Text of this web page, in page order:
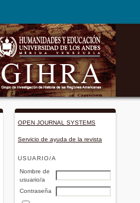
OPEN JOURNAL SYSTEMS
Servicio de ayuda de la revista
USUARIO/A
Nombre de
usuario/a
Contraseña